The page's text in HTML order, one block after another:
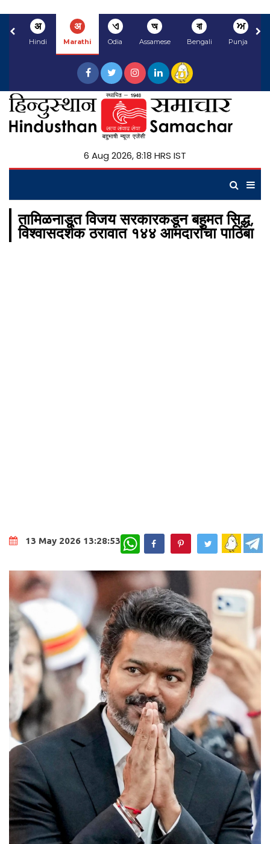
अ
Hindi
अ
Marathi
ଏ
Odia
অ
Assamese
বা
Bengali
ਅ
Punjabi
6 Aug 2026, 8:18 HRS IST
तामिळनाडूत विजय सरकारकडून बहुमत सिद्ध,
विश्वासदर्शक ठरावात १४४ आमदारांचा पाठिंबा
13 May 2026 13:28:53 WhatsApp